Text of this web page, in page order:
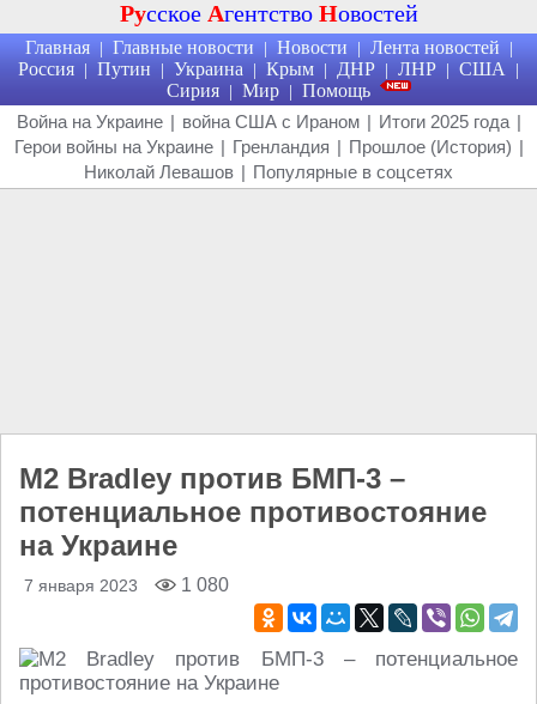
Русское Агентство Новостей
Главная | Главные новости | Новости | Лента новостей |
Россия | Путин | Украина | Крым | ДНР | ЛНР | США |
Сирия | Мир | Помощь
Война на Украине | война США с Ираном | Итоги 2025 года |
Герои войны на Украине | Гренландия | Прошлое (История) |
Николай Левашов | Популярные в соцсетях
M2 Bradley против БМП-3 –
потенциальное противостояние
на Украине
7 января 2023 1 080